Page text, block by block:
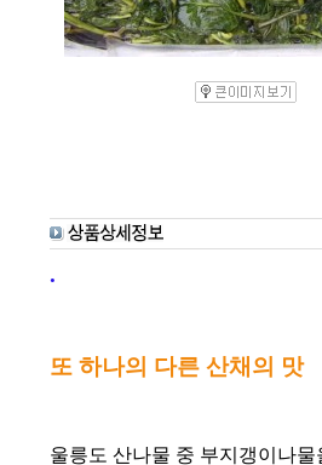
.
또 하나의 다른 산채의 맛
울릉도 산나물 중 부지갱이나